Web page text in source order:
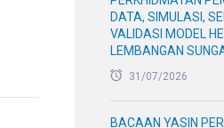
DATA, SIMULASI,
VALIDASI MODEL
LEMBANGAN
31/07/2026
BACAAN YASIN